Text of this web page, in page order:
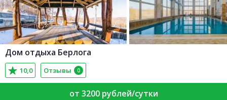
Дом отдыха Берлога
10,0 Отзывы 0
от 3200 рублей/сутки